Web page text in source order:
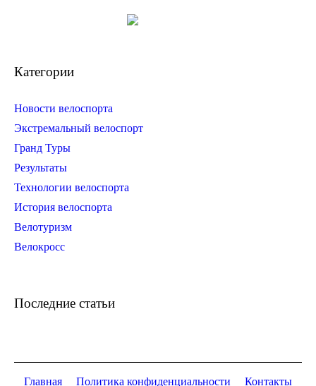
Категории
Новости велоспорта
Экстремальный велоспорт
Гранд Туры
Результаты
Технологии велоспорта
История велоспорта
Велотуризм
Велокросс
Последние статьи
Главная Политика конфиденциальности Контакты